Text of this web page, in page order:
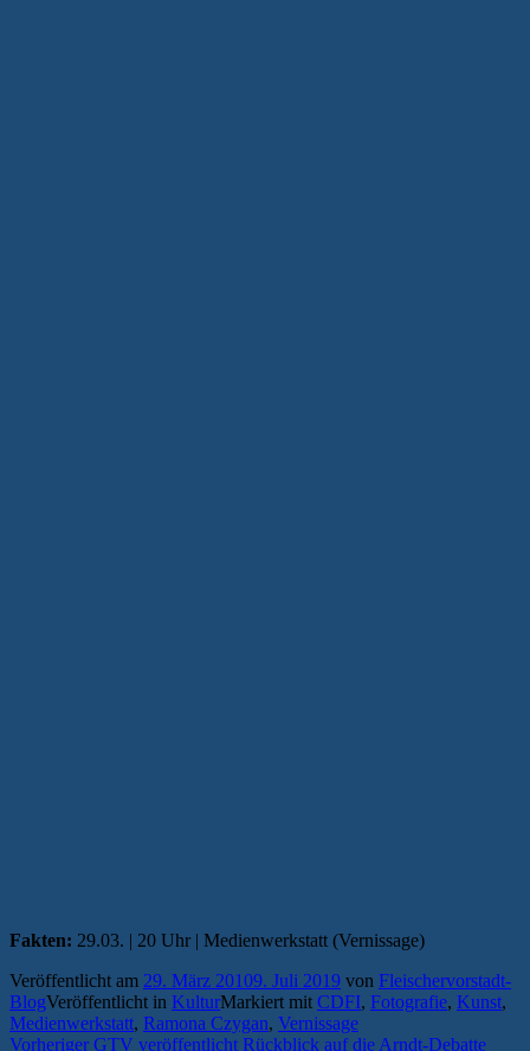
Fakten: 29.03. | 20 Uhr | Medienwerkstatt (Vernissage)
Veröffentlicht am 29. März 20109. Juli 2019 von Fleischervorstadt-
BlogVeröffentlicht in KulturMarkiert mit CDFI, Fotografie, Kunst,
Medienwerkstatt, Ramona Czygan, Vernissage
Vorheriger Vorheriger
GTV veröffentlicht Rückblick auf die Arndt-Debatte